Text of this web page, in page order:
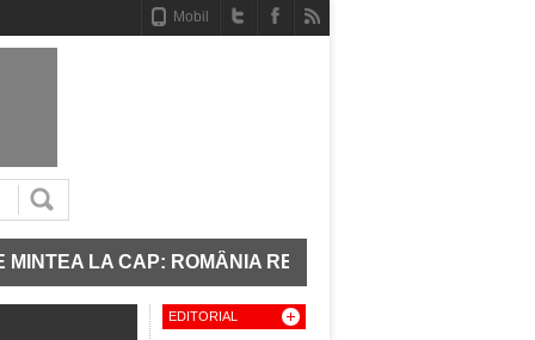
Mobil
CAP: ROMÂNIA REPORNEȘTE TREI UNITĂȚI DE
EDITORIAL